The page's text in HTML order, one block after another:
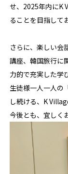
せ、2025年内にK
ることを目指して
さらに、楽しい会
講座、韓国旅行に
力的で充実した学
生徒様一人一人の
し続ける、K
今後とも、宜しく